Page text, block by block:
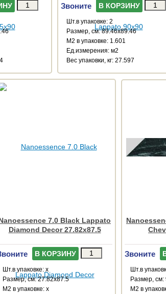
Звоните В КОРЗИНУ
Шт.в упаковке: 2
Размер, см: 89.46x89.46
М2 в упаковке: 1.601
Ед.измерения: м2
Веc упаковки, кг: 27.597
7.0 Black Lappato
Diamond Decor 27.82x87.5
В КОРЗИНУ
Шт.в упаковке: x
Размер, см: 27.82x87.5
М2 в упаковке: x
Звоните
Шт.в
Размер, см:
М2 в